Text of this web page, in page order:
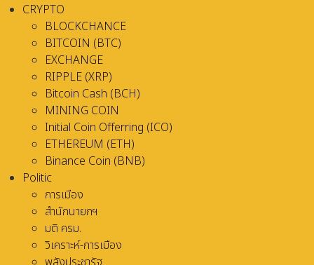
CRYPTO
BLOCKCHANCE
BITCOIN (BTC)
EXCHANGE
RIPPLE (XRP)
Bitcoin Cash (BCH)
MINING COIN
Initial Coin Offerring (ICO)
ETHEREUM (ETH)
Binance Coin (BNB)
Politic
การเมือง
สำนักนายกฯ
มติ ครม.
วิเคราะห์-การเมือง